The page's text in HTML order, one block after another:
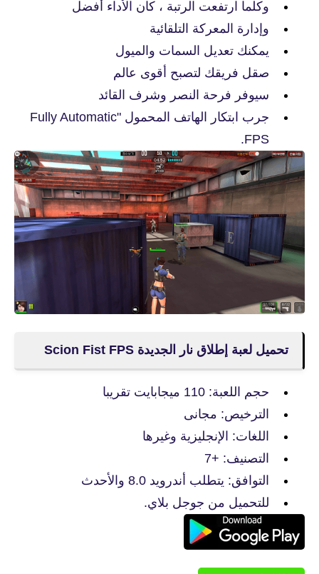
وكلما ارتفعت الرتبة ، كان الأداء أفضل
وإدارة المعركة التلقائية
يمكنك تعديل السمات والميول
صقل فريقك لتصبح أقوى عالم
سيوفر فرحة النصر وشرف القائد
جرب ابتكار الهاتف المحمول "Fully Automatic
FPS.
تحميل لعبة إطلاق نار الجديدة Scion Fist FPS
حجم اللعبة: 110 ميجابايت تقريبا
الترخيص: مجانى
اللغات: الإنجليزية وغيرها
التصنيف: +7
التوافق: يتطلب أندرويد 8.0 والأحدث
للتحميل من جوجل بلاي.